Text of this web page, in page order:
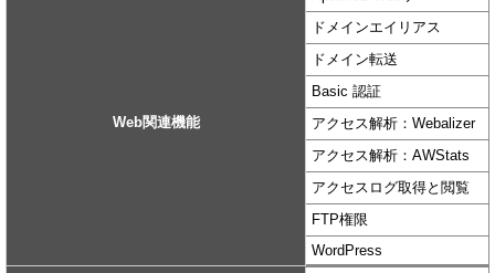
Web関連機能
ドメインエイリアス
ドメイン転送
Basic 認証
アクセス解析：Webalizer
アクセス解析：AWStats
アクセスログ取得と閲覧
FTP権限
WordPress